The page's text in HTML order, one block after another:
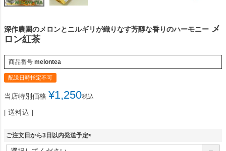
深作農園のメロンとニルギリが織りなす芳醇な香りのハーモニー メ
ロン紅茶
商品番号 melontea
配送日時指定不可
当店特別価格 ¥1,250税込
送料込
ご注文日から3日以内発送予定
(